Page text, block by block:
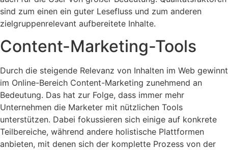
sind zum einen ein guter Lesefluss und zum anderen
zielgruppenrelevant aufbereitete Inhalte.
Content-Marketing-Tools
Durch die steigende Relevanz von Inhalten im Web gewinnt
im Online-Bereich Content-Marketing zunehmend an
Bedeutung. Das hat zur Folge, dass immer mehr
Unternehmen die Marketer mit nützlichen Tools
unterstützen. Dabei fokussieren sich einige auf konkrete
Teilbereiche, während andere holistische Plattformen
anbieten, mit denen sich der komplette Prozess von der